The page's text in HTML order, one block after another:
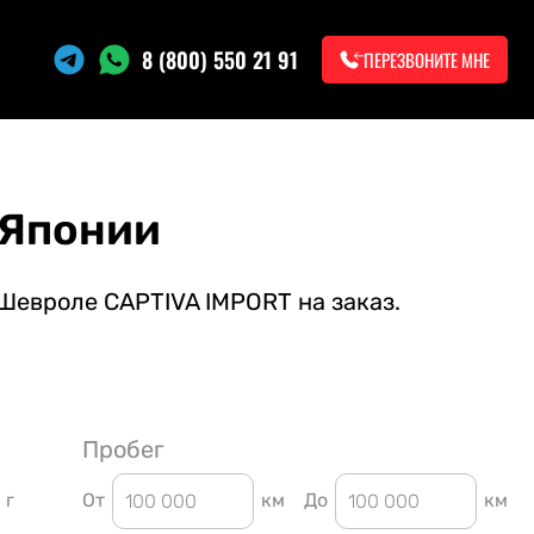
8 (800) 550 21 91 ПЕРЕЗВОНИТЕ МНЕ
Японии
CAPTIVA IMPORT на заказ.
г
Пробег
От км До км